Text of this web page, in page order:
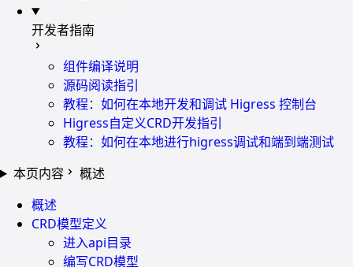
开发者指南
组件编译说明
源码阅读指引
教程：如何在本地开发和调试 Higress 控制台
Higress自定义CRD开发指引
教程：如何在本地进行higress调试和端到端测试
本页内容
概述
概述
CRD模型定义
进入api目录
编写CRD模型